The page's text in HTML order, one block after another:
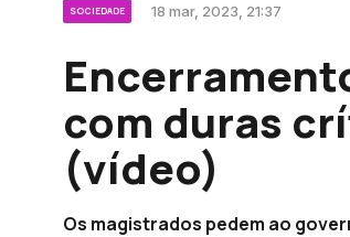
SOCIEDADE 18 mar, 2023, 21:37
com duras
(vídeo)
Os magistrados pedem ao